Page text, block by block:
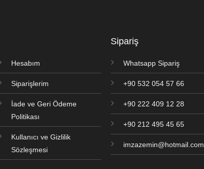
Hesabım
Siparişlerim
İade ve Geri Ödeme
Politikası
Kullanıcı ve Gizlilik
Sözleşmesi
Sipariş
Whatsapp Sipariş
+90 532 054 57 66
+90 222 409 12 28
+90 212 495 45 65
imzazemin@hotmail.com